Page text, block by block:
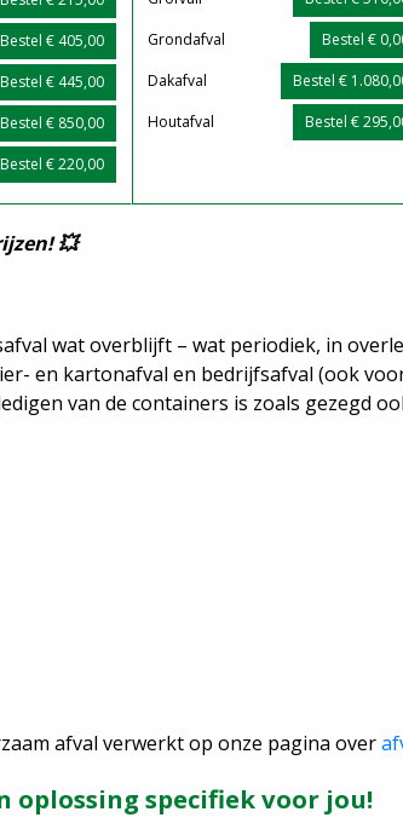
Bestel € 405,00
Bestel € 445,00
Bestel € 850,00
Bestel € 220,00
Grondafval
Bestel €
Dakafval
Bestel €
Houtafval
Bestel €
💥
wat overblijft – wat periodiek, in
en kartonafval en bedrijfsafval (ook
van de containers is zoals gezegd
afval verwerkt op onze pagina over
specifiek voor jou!